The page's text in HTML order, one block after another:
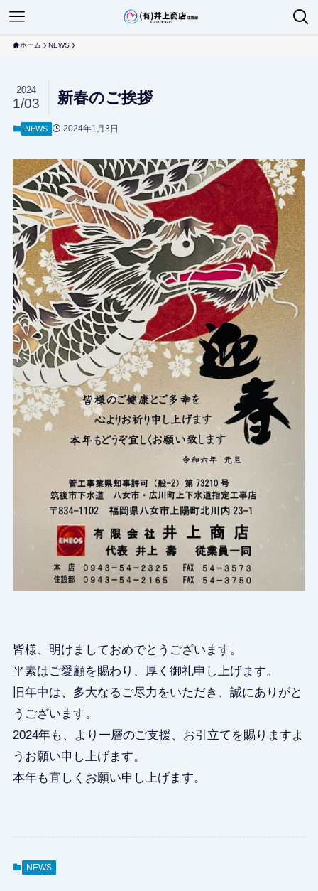
ホーム NEWS
新春のご挨拶
2024
1/03
NEWS 2024年1月3日
皆様、明けましておめでとうございます。
平素はご愛顧を賜わり、厚く御礼申し上げます。
旧年中は、多大なるご尽力をいただき、誠にありがと
うございます。
2024年も、より一層のご支援、お引立てを賜りますよ
うお願い申し上げます。
本年も宜しくお願い申し上げます。
NEWS